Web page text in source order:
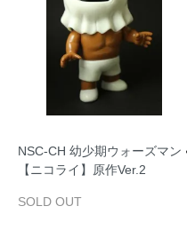
NSC‐CH 幼少期ウォーズマン
【ニコライ】原作Ver.2
SOLD OUT